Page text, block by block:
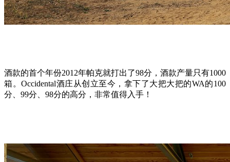
酒款的首个年份2012年帕克就打出了98分，酒款产量只有1000
箱。Occidental酒庄从创立至今，拿下了大把大把的WA的100
分、99分、98分的高分，非常值得入手！